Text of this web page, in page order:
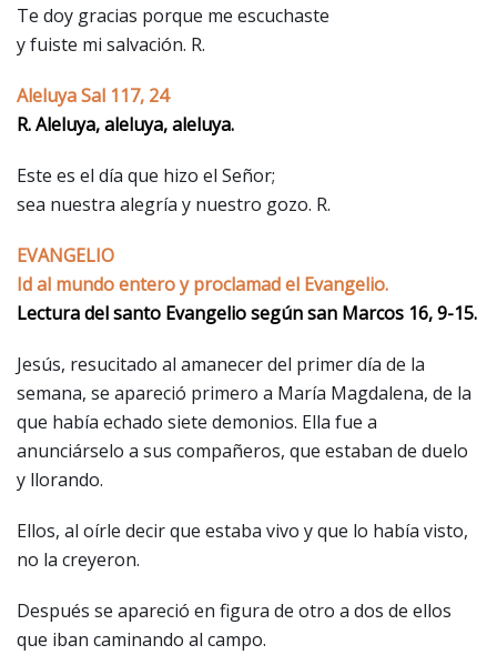
Te doy gracias porque me escuchaste
y fuiste mi salvación. R.
Aleluya Sal 117, 24
R. Aleluya, aleluya, aleluya.
Este es el día que hizo el Señor;
sea nuestra alegría y nuestro gozo. R.
EVANGELIO
Id al mundo entero y proclamad el Evangelio.
Lectura del santo Evangelio según san Marcos 16, 9-15.
Jesús, resucitado al amanecer del primer día de la
semana, se apareció primero a María Magdalena, de la
que había echado siete demonios. Ella fue a
anunciárselo a sus compañeros, que estaban de duelo
y llorando.
Ellos, al oírle decir que estaba vivo y que lo había visto,
no la creyeron.
Después se apareció en figura de otro a dos de ellos
que iban caminando al campo.